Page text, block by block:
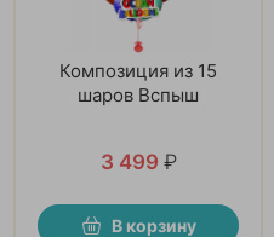
Композиция из 15
шаров Вспыш
3 499 ₽
В корзину